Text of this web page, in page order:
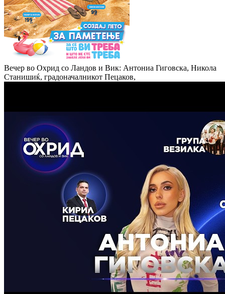
Вечер во Охрид со Ландов и Вик: Антониа Гиговска, Никола
Станишиќ, градоначалникот Пецаков,